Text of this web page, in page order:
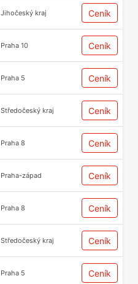
Jihočeský kraj Ceník
Praha 10 Ceník
Praha 5 Ceník
Středočeský kraj Ceník
Praha 8 Ceník
Praha-západ Ceník
Praha 8 Ceník
Středočeský kraj Ceník
Praha 5 Ceník